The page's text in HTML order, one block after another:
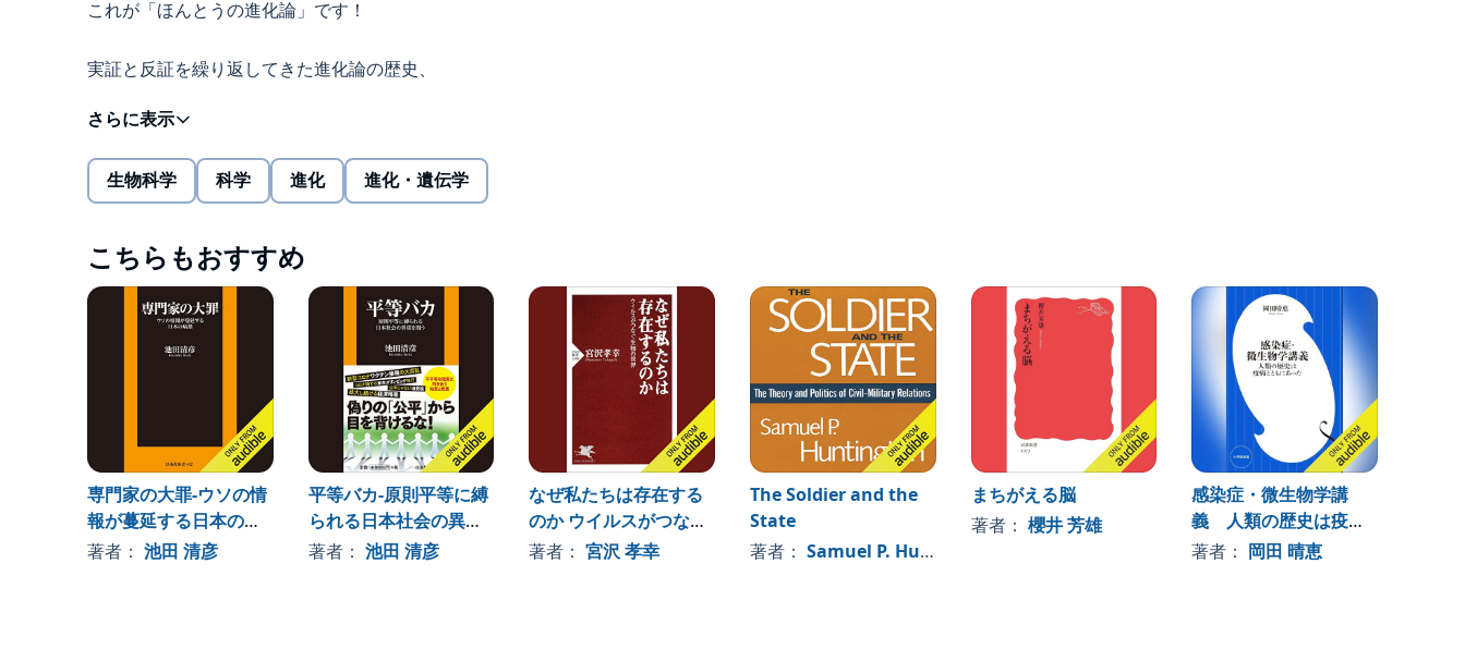
これが「ほんとうの進化論」です！
実証と反証を繰り返してきた進化論の歴史、
遺伝子工学が炙り出した「ネオダーウィニズム」の矛盾、
「構造主義進化論」という新たなアプローチまで語り尽くす、
知的テンターテインメント！
「ネオダーウィニズム」とは、「ある生物の遺伝子に突然変異が起こり、環境により適応的な変異個体が自
然選択によって集団内に広がり、その繰り返しで生物は環境に適応するように進化する」という理論です。
19世紀の半ばにダーウィンが提唱した「進化論」に修正を加え、メンデルの「遺伝学説」やそのほかのアイ
デアを合わせたこの理論を、多くの人はいまだに信奉し続けていますが、この理論で進化のすべては絶対に
メディアでおなじみの生物学者、池田清彦が、進化論の歴史をたどりながら、ネオダーウィニズムの矛盾を
突き、最新の知見にもとづいた「もっと本質的な進化論＝リアル進化論」をわかりやすく解説します。
サイエンスに興味があるビジネスパーソンから学生まで、進化論の入門としても、学び直しとしてもピッタ
リの一冊。知的好奇心をくすぐり、誰かに話したくなる要素が満載です！
生物科学 科学 進化 進化・遺伝学
こちらもおすすめ
専門家の大罪-ウソの情
報が蔓延する日本の病
巣-
著者： 池田 清彦
平等バカ-原則平等に縛
られる日本社会の異常
を問う-
著者： 池田 清彦
なぜ私たちは存在する
のか ウイルスがつなぐ
生物の世界
著者：宮沢 孝幸
The Soldier and the
State
著者： Samuel P. Huntington
まちがえる脳
著者： 櫻井 芳雄
感染症・微生物学講
義 人類の歴史は疫病
とともにあった
著者： 岡田 晴恵